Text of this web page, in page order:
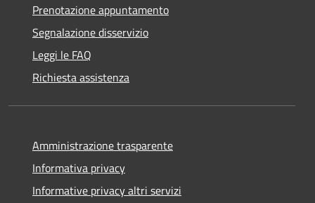
Prenotazione appuntamento
Segnalazione disservizio
Leggi le FAQ
Richiesta assistenza
Amministrazione trasparente
Informativa privacy
Informative privacy altri servizi